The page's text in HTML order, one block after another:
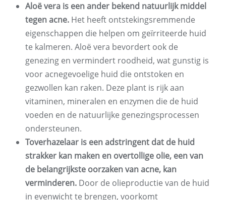
Aloë vera is een ander bekend natuurlijk middel
tegen acne. Het heeft ontstekingsremmende
eigenschappen die helpen om geïrriteerde huid
te kalmeren. Aloë vera bevordert ook de
genezing en vermindert roodheid, wat gunstig is
voor acnegevoelige huid die ontstoken en
gezwollen kan raken. Deze plant is rijk aan
vitaminen, mineralen en enzymen die de huid
voeden en de natuurlijke genezingsprocessen
ondersteunen.
Toverhazelaar is een adstringent dat de huid
strakker kan maken en overtollige olie, een van
de belangrijkste oorzaken van acne, kan
verminderen. Door de olieproductie van de huid
in evenwicht te brengen, voorkomt